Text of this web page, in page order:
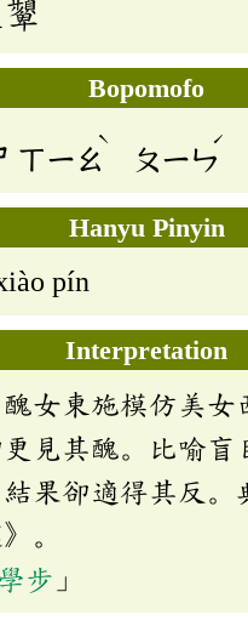
Bopomofo
ㄒㄧㄠ
ˋ
ㄆㄧㄣ
ˊ
Hanyu Pinyin
pín
Interpretation
女東施模仿美女
見其醜。比喻盲
果卻適得其反。
。
步 」